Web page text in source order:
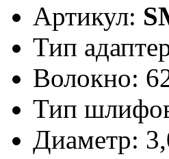
Артикул:
Тип
Волокно:
Тип
Диаметр: